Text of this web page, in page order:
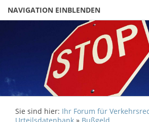
NAVIGATION EINBLENDEN
Sie sind hier: Ihr Forum für